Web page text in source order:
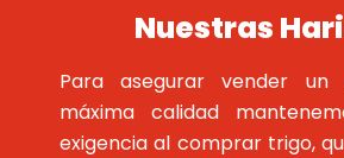
Nuestras
Para asegurar vender un
máxima calidad
exigencia al comprar trigo,